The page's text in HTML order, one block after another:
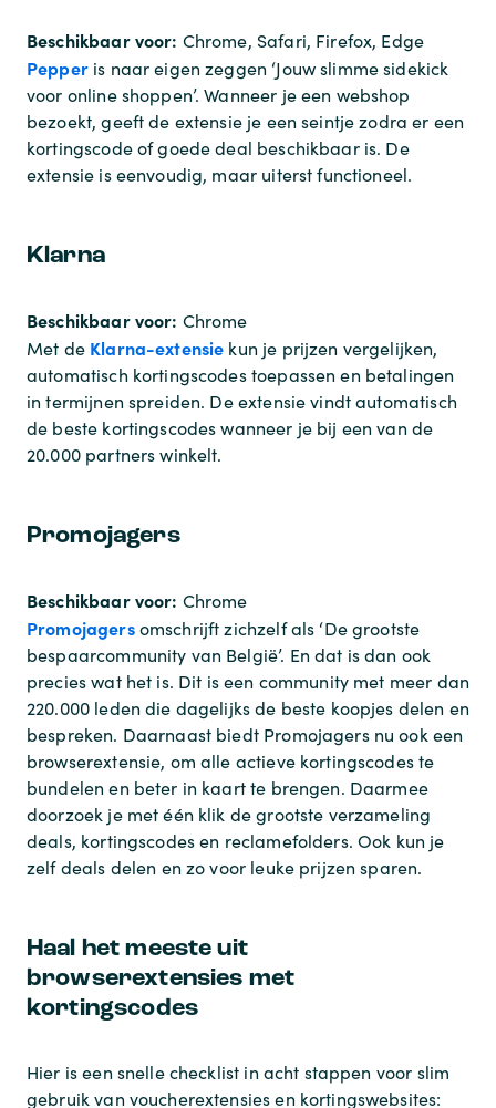
Beschikbaar voor: Chrome, Safari, Firefox, Edge
Pepperis naar eigen zeggen ‘Jouw slimme sidekick
voor online shoppen’. Wanneer je een webshop
bezoekt, geeft de extensie je een seintje zodra er een
kortingscode of goede deal beschikbaar is. De
extensie is eenvoudig, maar uiterst functioneel.
Klarna
Beschikbaar voor: Chrome
Met de Klarna-extensie kun je prijzen vergelijken,
automatisch kortingscodes toepassen en betalingen
in termijnen spreiden. De extensie vindt automatisch
de beste kortingscodes wanneer je bij een van de
20.000 partners winkelt.
Promojagers
Beschikbaar voor: Chrome
Promojagersomschrijft zichzelf als ‘De grootste
bespaarcommunity van België’. En dat is dan ook
precies wat het is. Dit is een community met meer dan
220.000 leden die dagelijks de beste koopjes delen en
bespreken. Daarnaast biedt Promojagers nu ook een
browserextensie, om alle actieve kortingscodes te
bundelen en beter in kaart te brengen. Daarmee
doorzoek je met één klik de grootste verzameling
deals, kortingscodes en reclamefolders. Ook kun je
zelf deals delen en zo voor leuke prijzen sparen.
Haal het meeste uit
browserextensies met
kortingscodes
Hier is een snelle checklist in acht stappen voor slim
gebruik van voucherextensies en kortingswebsites: